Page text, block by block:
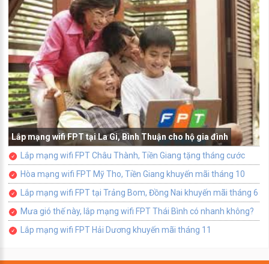
Lắp mạng wifi FPT tại La Gi, Bình Thuận cho hộ gia đình
Lắp mạng wifi FPT Châu Thành, Tiền Giang tặng tháng cước
Hòa mạng wifi FPT Mỹ Tho, Tiền Giang khuyến mãi tháng 10
Lắp mạng wifi FPT tại Trảng Bom, Đồng Nai khuyến mãi tháng 6
Mưa gió thế này, lắp mạng wifi FPT Thái Bình có nhanh không?
Lắp mạng wifi FPT Hải Dương khuyến mãi tháng 11